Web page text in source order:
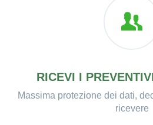
RICEVI I
Massima protezione dei dati,
ricevere